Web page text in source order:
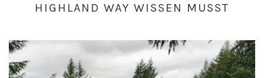
HIGHLAND WAY WISSEN MUSST